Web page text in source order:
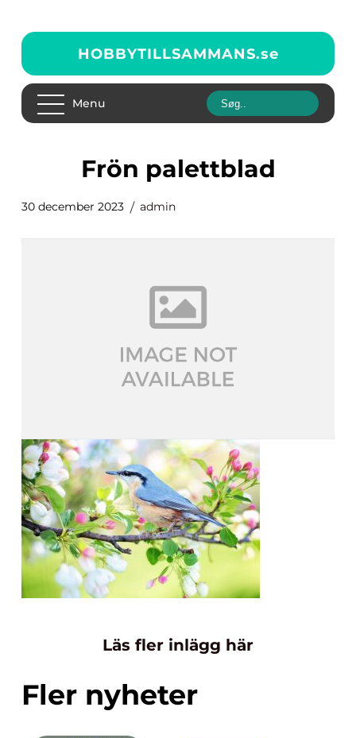
HOBBYTILLSAMMANS.se
Menu
frön palettblad
30 december 2023 admin
Läs fler inlägg här
Fler nyheter